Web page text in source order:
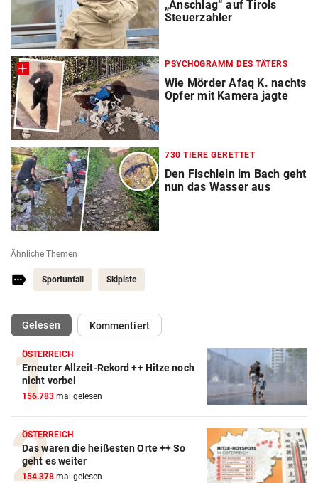
„Anschlag“ auf Tirols
Steuerzahler
PSYCHOGRAMM DES TÄTERS
Wie Mörder Afaq K. nachts
Opfer mit Kamera jagte
730 TIERE GERETTET
Den Fischlein im Bach geht
nun das Wasser aus
Ähnliche Themen
Sportunfall Skipiste
Gelesen(ausgewählt)Kommentiert
ÖSTERREICH
Erneuter Allzeit-Rekord ++ Hitze noch
nicht vorbei
156.783 mal gelesen
ÖSTERREICH
Das waren die heißesten Orte ++ So
geht es weiter
154.378 mal gelesen